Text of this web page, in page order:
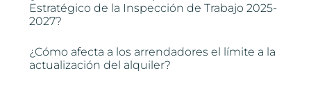
Estratégico de la Inspección de Trabajo 2025-
2027?
¿Cómo afecta a los arrendadores el límite a la
actualización del alquiler?